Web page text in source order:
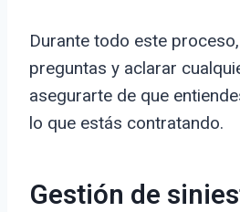
Durante todo este
preguntas y aclarar
asegurarte de que
lo que estás contratando.
Gestión de